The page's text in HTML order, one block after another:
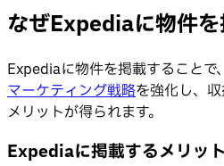
なぜExpediaに物件
Expediaに物件を掲載することで、
マーケティング戦略を強化し、
メリットが得られます。
Expediaに掲載するメリット